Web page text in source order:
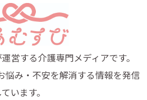
営する介護専門メディアです。
悩み・不安を解消する情報を発信
ています。